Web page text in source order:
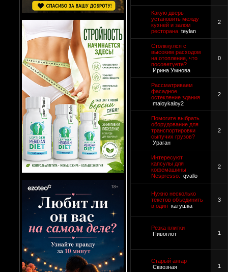
Какую дверь
установить между
кухней и залом
ресторана teylan
2
Столкнулся с
высоким расходом
на отопление, что
посоветуете?
Ирина Умнова
0
Рассматриваем
фасадное
остекление здания
maloykaloy2
2
Помогите выбрать
оборудование для
транспортировки
сыпучих грузов?
Ураган
2
Интересуют
капсулы для
кофемашины
Nespresso.
qvallo
2
Нужно несколько
текстов объединить
в один катушка
3
Резка плитки
Пивоглот
1
Старый ангар
Сквозная
1